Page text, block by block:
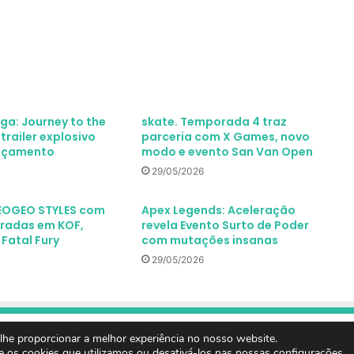
Journey to the
explosivo
skate. Temporada 4 traz
parceria com X Games, novo
modo e evento San Van Open
29/05/2026
STYLES com
em KOF,
Fury
Apex Legends: Aceleração
revela Evento Surto de Poder
com mutações insanas
29/05/2026
Facebook
X LinkedinYouTube
Instagram
SpotifyMixcloud
TwitchTikTok
proporcionar a melhor experiência no nosso website.